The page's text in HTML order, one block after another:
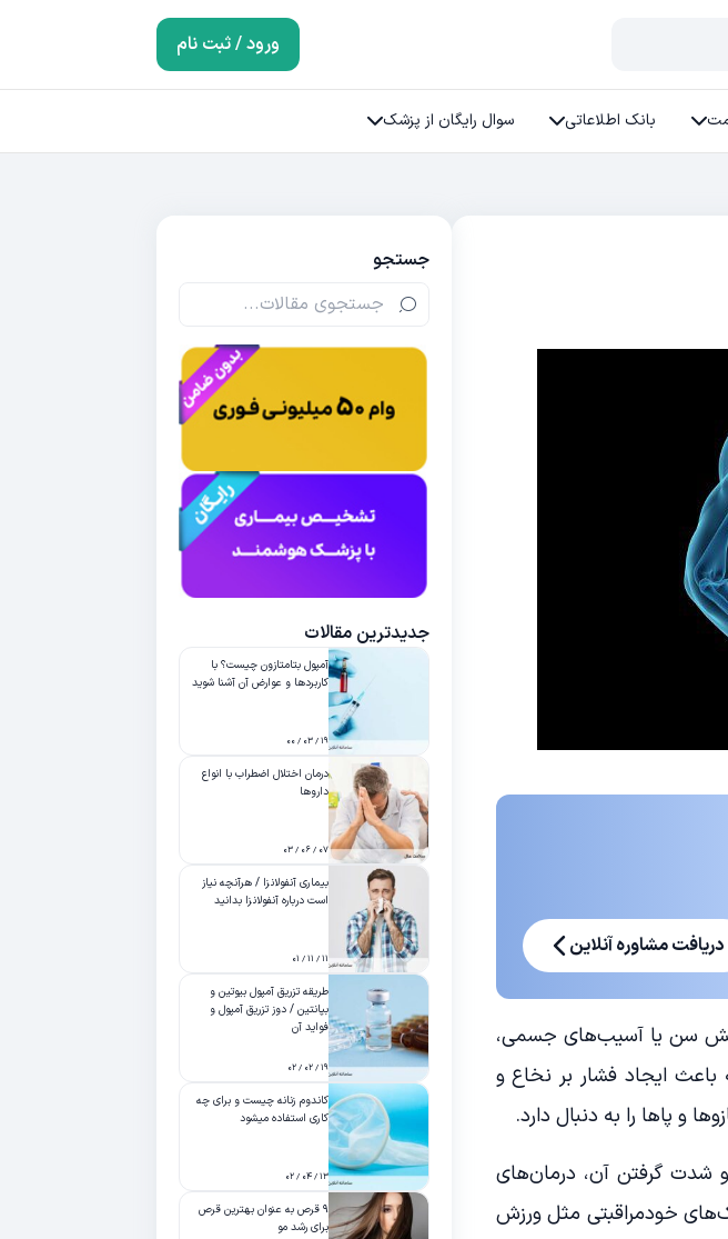
ورود / ثبت نام
بانک اطلاعاتی سوال رایگان از پزشک
دریافت مشاوره آنلاین
سن یا آسیب‌های جسمی،
ایجاد فشار بر نخاع و
پاها را به دنبال دارد.
شدت گرفتن آن، درمان‌های
خودمراقبتی مثل ورزش
جستجو
جدیدترین مقالات
آمپول بتامتازون چیست؟ با
کاربردها و عوارض آن آشنا شوید
۱۹ / ۰۳ / ۰۰
درمان اختلال اضطراب با انواع
داروها
۰۷ / ۰۶ / ۰۳
بیماری آنفولانزا / هرآنچه نیاز
است درباره آنفولانزا بدانید
۱۱ / ۱۱ / ۰۱
طریقه تزریق آمپول بیوتین و
بپانتین / دوز تزریق آمپول و
فواید آن
۱۹ / ۰۲ / ۰۲
کاندوم زنانه چیست و برای چه
کاری استفاده میشود
۱۳ / ۰۴ / ۰۲
۹ قرص به عنوان بهترین قرص
برای رشد مو